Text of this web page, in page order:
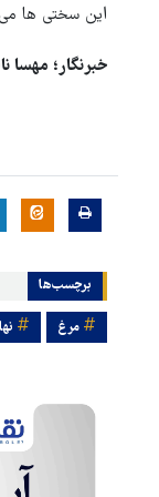
این سختی ها می
خبرنگار؛ مهسا
برچسب‌ها
مرغ